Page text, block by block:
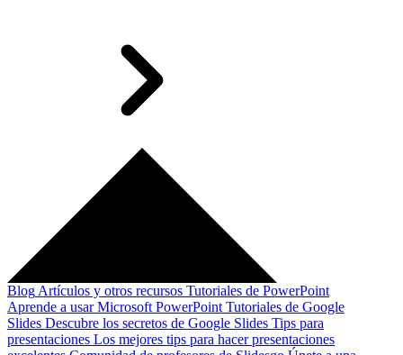
Blog Artículos y otros recursos Tutoriales de PowerPoint
Aprende a usar Microsoft PowerPoint Tutoriales de Google
Slides Descubre los secretos de Google Slides Tips para
presentaciones Los mejores tips para hacer presentaciones